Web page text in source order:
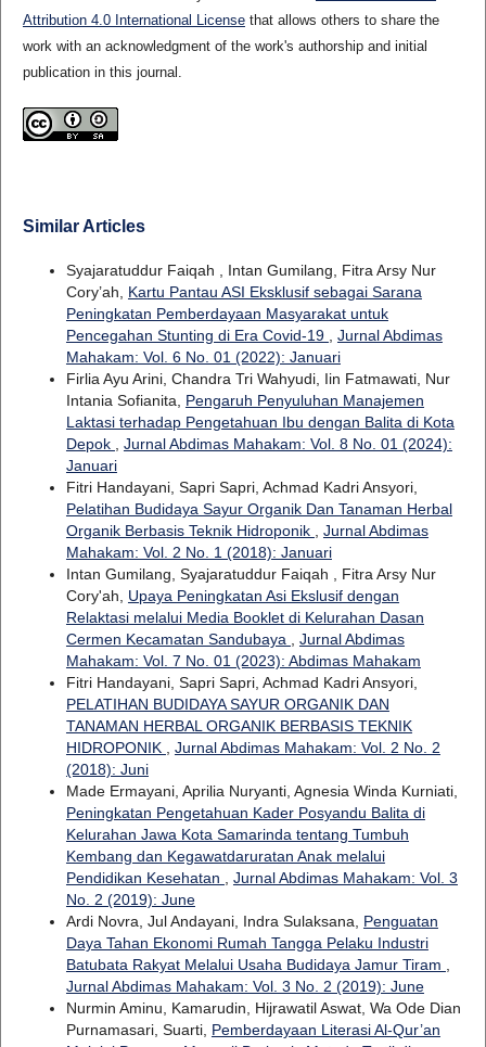
Attribution 4.0 International Licensethat allows others to share the
work with an acknowledgment of the work's authorship and initial
publication in this journal.
Similar Articles
Syajaratuddur Faiqah , Intan Gumilang, Fitra Arsy Nur
Cory’ah, Kartu Pantau ASI Eksklusif sebagai Sarana
Peningkatan Pemberdayaan Masyarakat untuk
Pencegahan Stunting di Era Covid-19
Jurnal Abdimas
Mahakam: Vol. 6 No. 01 (2022): Januari
Firlia Ayu Arini, Chandra Tri Wahyudi, Iin Fatmawati, Nur
Intania Sofianita, Pengaruh Penyuluhan Manajemen
Laktasi terhadap Pengetahuan Ibu dengan Balita di Kota
Depok
Jurnal Abdimas Mahakam: Vol. 8 No. 01 (2024):
Januari
Fitri Handayani, Sapri Sapri, Achmad Kadri Ansyori,
Pelatihan Budidaya Sayur Organik Dan Tanaman Herbal
Organik Berbasis Teknik Hidroponik
Jurnal Abdimas
Mahakam: Vol. 2 No. 1 (2018): Januari
Intan Gumilang, Syajaratuddur Faiqah , Fitra Arsy Nur
Cory'ah, Upaya Peningkatan Asi Ekslusif dengan
Relaktasi melalui Media Booklet di Kelurahan Dasan
Cermen Kecamatan Sandubaya
Jurnal Abdimas
Mahakam: Vol. 7 No. 01 (2023): Abdimas Mahakam
Fitri Handayani, Sapri Sapri, Achmad Kadri Ansyori,
PELATIHAN BUDIDAYA SAYUR ORGANIK DAN
TANAMAN HERBAL ORGANIK BERBASIS TEKNIK
HIDROPONIK
Jurnal Abdimas Mahakam: Vol. 2 No. 2
(2018): Juni
Made Ermayani, Aprilia Nuryanti, Agnesia Winda Kurniati,
Peningkatan Pengetahuan Kader Posyandu Balita di
Kelurahan Jawa Kota Samarinda tentang Tumbuh
Kembang dan Kegawatdaruratan Anak melalui
Pendidikan Kesehatan
Jurnal Abdimas Mahakam: Vol. 3
No. 2 (2019): June
Ardi Novra, Jul Andayani, Indra Sulaksana, Penguatan
Daya Tahan Ekonomi Rumah Tangga Pelaku Industri
Batubata Rakyat Melalui Usaha Budidaya Jamur Tiram
Jurnal Abdimas Mahakam: Vol. 3 No. 2 (2019): June
Nurmin Aminu, Kamarudin, Hijrawatil Aswat, Wa Ode Dian
Purnamasari, Suarti, Pemberdayaan Literasi Al-Qur’an